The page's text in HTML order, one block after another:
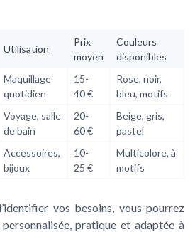
Utilisation
Prix
moyen
Couleurs
disponibles
Maquillage
quotidien
15-
40 €
Rose, noir,
bleu, motifs
Voyage, salle
de bain
20-
60 €
Beige, gris,
pastel
Accessoires,
bijoux
10-
25 €
Multicolore, à
motifs
vos besoins, vous pourrez
pratique et adaptée à